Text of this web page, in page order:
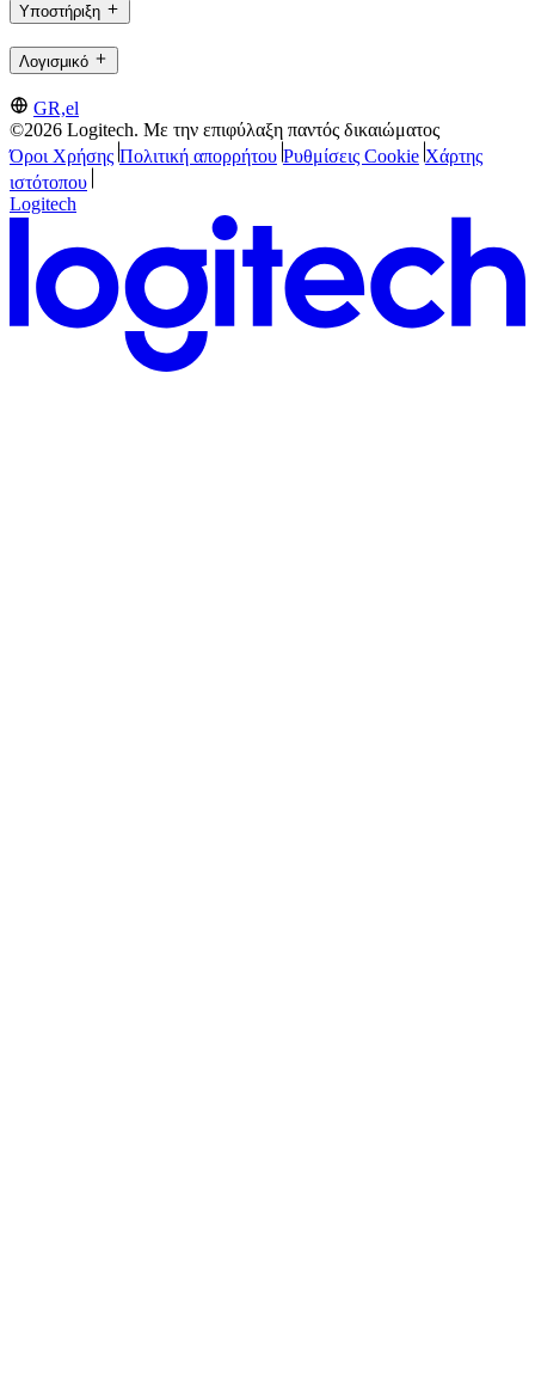
Υποστήριξη
Λογισμικό
GR,el
©2026 Logitech. Με την επιφύλαξη παντός δικαιώματος
Όροι Χρήσης Πολιτική απορρήτου Ρυθμίσεις Cookie Χάρτης
ιστότοπου
Logitech